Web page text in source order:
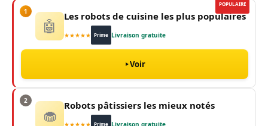
POPULAIRE
1
🤖 Les robots de cuisine les plus populaires
★★★★★ Prime Livraison gratuite
Voir
2
🧁 Robots pâtissiers les mieux notés
Prime